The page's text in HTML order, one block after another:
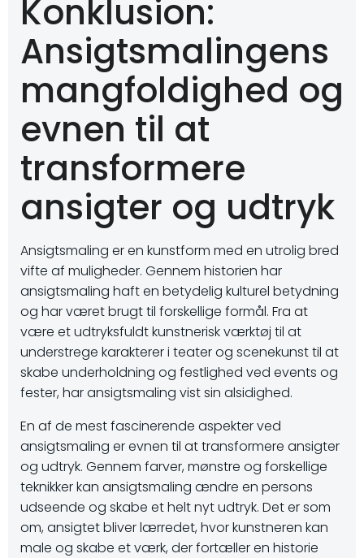
Konklusion:
Ansigtsmalingens
mangfoldighed og
evnen til at
transformere
ansigter og udtryk
Ansigtsmaling er en kunstform med en utrolig bred
vifte af muligheder. Gennem historien har
ansigtsmaling haft en betydelig kulturel betydning
og har været brugt til forskellige formål. Fra at
være et udtryksfuldt kunstnerisk værktøj til at
understrege karakterer i teater og scenekunst til at
skabe underholdning og festlighed ved events og
fester, har ansigtsmaling vist sin alsidighed.
En af de mest fascinerende aspekter ved
ansigtsmaling er evnen til at transformere ansigter
og udtryk. Gennem farver, mønstre og forskellige
teknikker kan ansigtsmaling ændre en persons
udseende og skabe et helt nyt udtryk. Det er som
om, ansigtet bliver lærredet, hvor kunstneren kan
male og skabe et værk, der fortæller en historie